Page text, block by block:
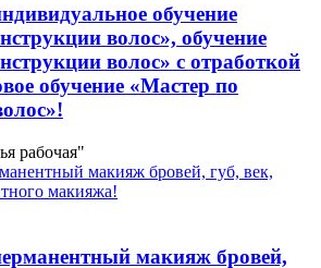
обучение
волос», обучение
волос» с отработкой
обучение «Мастер по
рабочая"
макияж бровей,